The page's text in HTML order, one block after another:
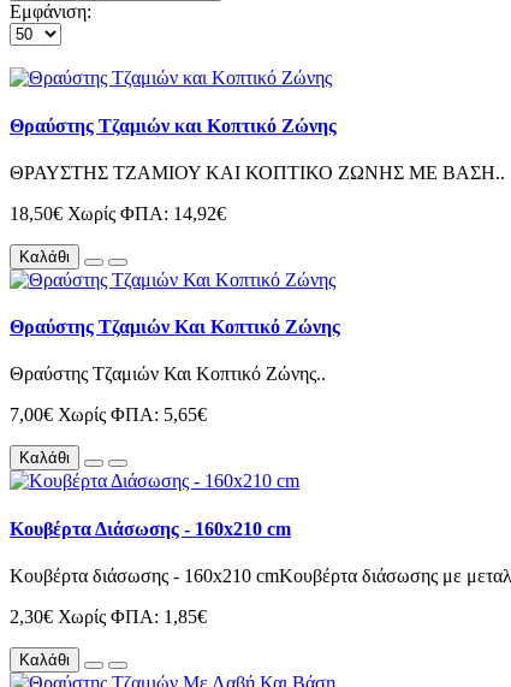
Εμφάνιση:
Θραύστης Τζαμιών και Κοπτικό Ζώνης
ΘΡΑΥΣΤΗΣ ΤΖΑΜΙΟΥ ΚΑΙ ΚΟΠΤΙΚΟ ΖΩΝΗΣ ΜΕ ΒΑΣΗ..
18,50€ Χωρίς ΦΠΑ: 14,92€
Καλάθι
Θραύστης Τζαμιών Και Κοπτικό Ζώνης
Θραύστης Τζαμιών Και Κοπτικό Ζώνης..
7,00€ Χωρίς ΦΠΑ: 5,65€
Καλάθι
Κουβέρτα Διάσωσης - 160x210 cm
Κουβέρτα διάσωσης - 160x210 cmΚουβέρτα διάσωσης με
2,30€ Χωρίς ΦΠΑ: 1,85€
Καλάθι